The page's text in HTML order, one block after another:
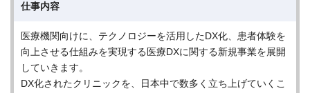
仕事内容
医療機関向けに、テクノロジーを活用したDX化、患者体験を
向上させる仕組みを実現する医療DXに関する新規事業を展開
していきます。
DX化されたクリニックを、日本中で数多く立ち上げていくこ